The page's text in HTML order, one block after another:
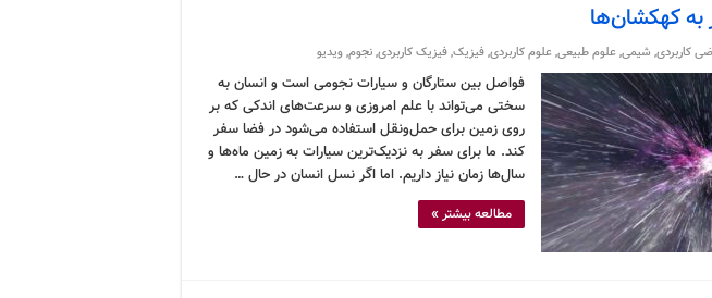
به کهکشان‌ها
کاربردی, شیمی,علوم طبیعی,علوم کاربردی,فیزیک,فیزیک کاربردی,نجوم,ویدیو
فواصل بین ستارگان و سیارات نجومی است و انسان به
سختی می‌تواند با علم امروزی و سرعت‌های اندکی که بر
روی زمین برای حمل‌ونقل استفاده می‌شود در فضا سفر
کند. ما برای سفر به نزدیک‌ترین سیارات به زمین ماه‌ها و
سال‌ها زمان نیاز داریم. اما اگر نسل انسان در حال …
مطالعه بیشتر »